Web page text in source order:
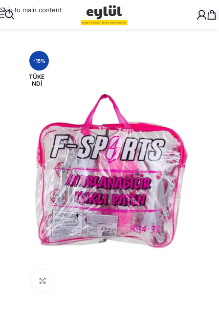
Skip to main content
Yazı Gereçleri/Kalemtraşlar
-15%
TÜKE
NDI